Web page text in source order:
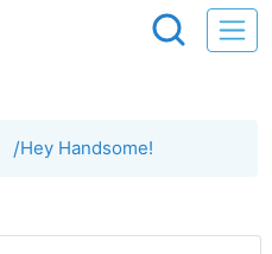
/Hey Handsome!